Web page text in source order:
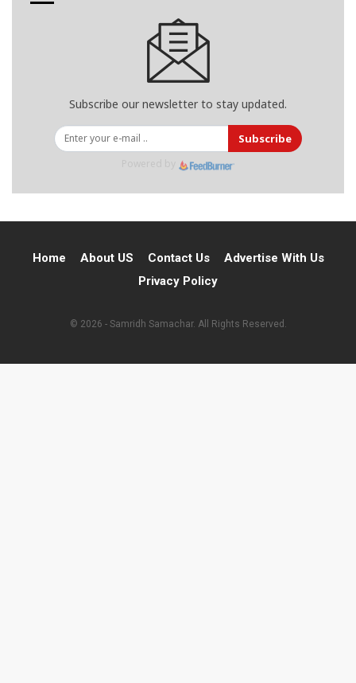
Subscribe our newsletter to stay updated.
Subscribe
Home About US Contact Us
Advertise With Us
Privacy Policy
© 2026 - Samridh Samachar. All Rights Reserved.